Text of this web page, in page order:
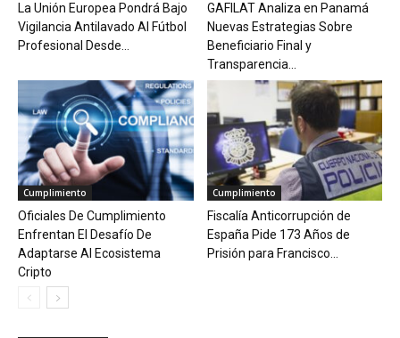
La Unión Europea Pondrá Bajo
Vigilancia Antilavado Al Fútbol
Profesional Desde...
GAFILAT Analiza en Panamá
Nuevas Estrategias Sobre
Beneficiario Final y
Transparencia...
Cumplimiento
Oficiales De Cumplimiento
Enfrentan El Desafío De
Adaptarse Al Ecosistema
Cripto
Cumplimiento
Fiscalía Anticorrupción de
España Pide 173 Años de
Prisión para Francisco...